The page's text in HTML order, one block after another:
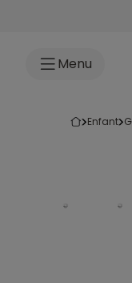
Menu
enfant